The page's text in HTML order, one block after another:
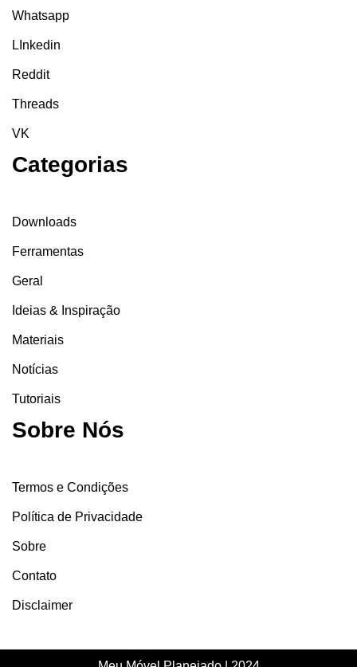
Whatsapp
LInkedin
Reddit
Threads
VK
Categorias
Downloads
Ferramentas
Geral
Ideias & Inspiração
Materiais
Notícias
Tutoriais
Sobre Nós
Termos e Condições
Política de Privacidade
Sobre
Contato
Disclaimer